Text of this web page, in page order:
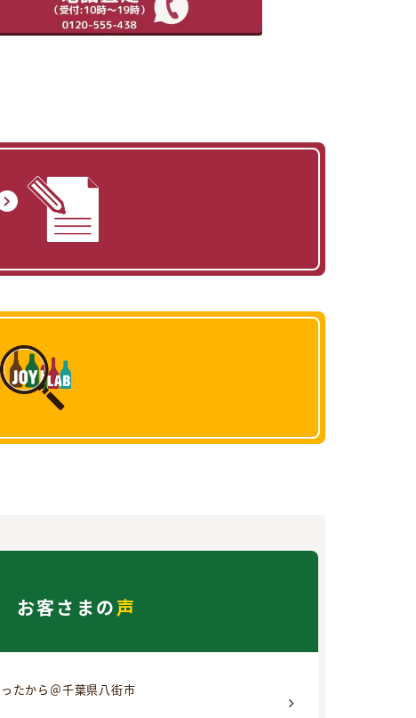
お客さまの声
たから＠千葉県八街市